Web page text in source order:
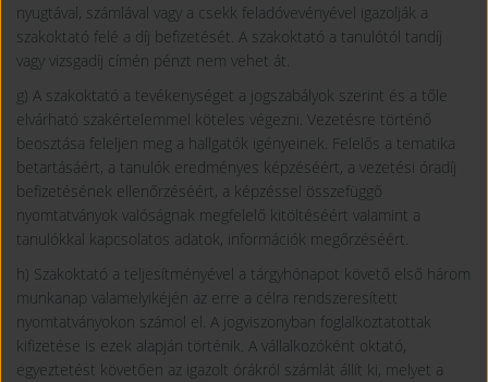
nyugtával, számlával vagy a csekk feladóvevényével igazolják a
szakoktató felé a díj befizetését. A szakoktató a tanulótól tandíj
vagy vizsgadíj címén pénzt nem vehet át.
g) A szakoktató a tevékenységet a jogszabályok szerint és a tőle
elvárható szakértelemmel köteles végezni. Vezetésre történő
beosztása feleljen meg a hallgatók igényeinek. Felelős a tematika
betartásáért, a tanulók eredményes képzéséért, a vezetési óradíj
befizetésének ellenőrzéséért, a képzéssel összefüggő
nyomtatványok valóságnak megfelelő kitöltéséért valamint a
tanulókkal kapcsolatos adatok, információk megőrzéséért.
h) Szakoktató a teljesítményével a tárgyhónapot követő első három
munkanap valamelyikéjén az erre a célra rendszeresített
nyomtatványokon számol el. A jogviszonyban foglalkoztatottak
kifizetése is ezek alapján történik. A vállalkozóként oktató,
egyeztetést követően az igazolt órákról számlát állít ki, melyet a